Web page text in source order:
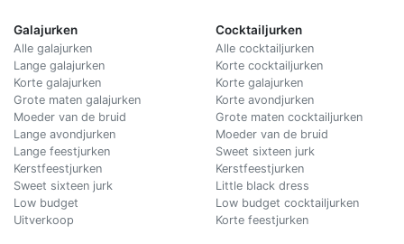
Galajurken
Alle galajurken
Lange galajurken
Korte galajurken
Grote maten galajurken
Moeder van de bruid
Lange avondjurken
Lange feestjurken
Kerstfeestjurken
Sweet sixteen jurk
Low budget
Uitverkoop
Cocktailjurken
Alle cocktailjurken
Korte cocktailjurken
Korte galajurken
Korte avondjurken
Grote maten cocktailjurken
Moeder van de bruid
Sweet sixteen jurk
Kerstfeestjurken
Little black dress
Low budget cocktailjurken
Korte feestjurken